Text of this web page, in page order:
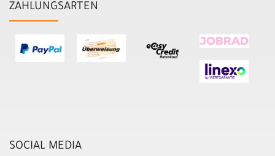
ZAHLUNGSARTEN
SOCIAL MEDIA